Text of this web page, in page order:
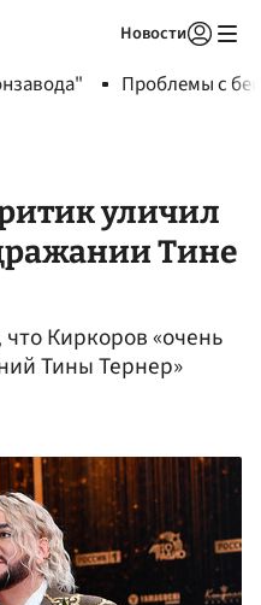
Новости
Проблемы с
уличил
Тине
Киркоров «очень
Тины Тернер»